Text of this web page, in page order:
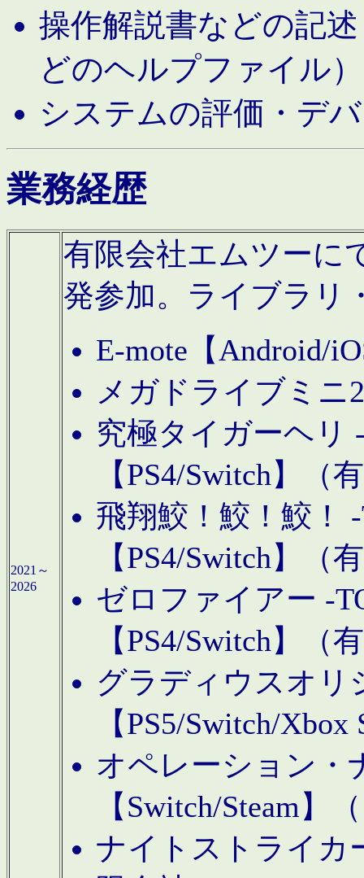
操作解説書などの記
どのヘルプファイル）
システムの評価・デ
業務経歴
2021～
2026
有限会社エムツーに
発参加。ライブラリ
E-mote【Android/
メガドライブミニ
究極タイガーヘリ
【PS4/Switch】（
飛翔鮫！鮫！鮫！
【PS4/Switch】（
ゼロファイアー -
【PS4/Switch】（
グラディウスオリ
【PS5/Switch/
オペレーション・
【Switch/Steam】
ナイトストライカ